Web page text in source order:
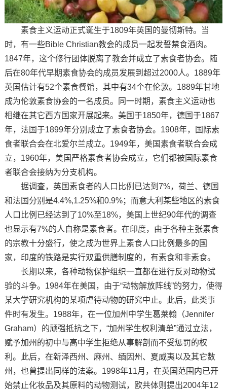
素食主义运动正式诞生于1809年英国的曼彻斯特。当
时，有一些Bible Christian教会的成员一起发誓禁食酒肉。
1847年，这个修行团体脱离了教会并成立了素食者协会。随
后在80年代早期素食协会的成员发展到超过2000人。1889年
英国估计有52个素食餐馆，其中有34个在伦敦。1889年甘地
成为伦敦素食协会的一名成员。同一时期，素食主义运动也
相继在其它西方国家开展起来。美国于1850年，德国于1867
年，法国于1899年分别成立了素食者协会。1908年，国际素
食者联合会在北爱尔兰成立。1949年，美国素食者联合会成
立，1960年，美国严格素食者协会成立，它们都被国际素食
者联合会接纳为分支机构。
据调查，英国素食者的人口比例已达到7%，荷兰、德国
和法国分别是4.4%,1.25%和0.9%；而意大利某些地区的素食
人口比例已经达到了10%至18%，美国上世纪90年代的调查
也显示有7%的人自称是素食者。在印度，由于各种主张素食
的宗教十分盛行，使之成为世界上素食人口比例最多的国
家，印度的铁路是实行双重供膳制度的，有素食和非素食。
长期以来，各种动物保护组织一直都在进行反对动物试
验的斗争。1984年在美国，由于“动物解放阵线”的努力，使得
某大学研究机构的某项虐待动物的研究中止。此后，此类事
件时有发生。1988年，在一位加州中学生葛莱翰（Jennifer
Graham）的顽强抵抗之下，“加州学生权利清单”通过立法，
赋予加州的初中与高中学生拒绝从事解剖而不受惩罚的权
利。此后，在新泽西州、麻州、缅因州、夏威夷以及其它数
州，也曾提出同样的法案。1998年11月，在英国范围内已开
始禁止化妆品及其原料的动物测试，欧共体则提出2004年12